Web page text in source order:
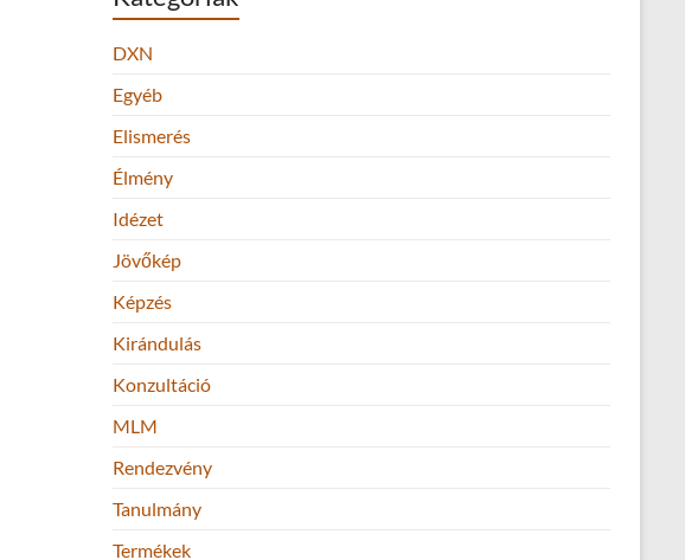
DXN
Egyéb
Elismerés
Élmény
Idézet
Jövőkép
Képzés
Kirándulás
Konzultáció
MLM
Rendezvény
Tanulmány
Termékek